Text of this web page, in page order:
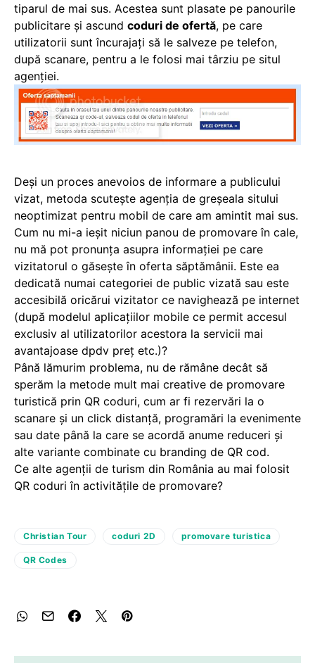
tiparul de mai sus. Acestea sunt plasate pe panourile
publicitare şi ascund coduri de ofertă, pe care
utilizatorii sunt încurajaţi să le salveze pe telefon,
după scanare, pentru a le folosi mai târziu pe situl
agenţiei.
Deşi un proces anevoios de informare a publicului
vizat, metoda scuteşte agenţia de greşeala sitului
neoptimizat pentru mobil de care am amintit mai sus.
Cum nu mi-a ieşit niciun panou de promovare în cale,
nu mă pot pronunţa asupra informaţiei pe care
vizitatorul o găseşte în oferta săptămânii. Este ea
dedicată numai categoriei de public vizată sau este
accesibilă oricărui vizitator ce navighează pe internet
(după modelul aplicaţiilor mobile ce permit accesul
exclusiv al utilizatorilor acestora la servicii mai
avantajoase dpdv preţ etc.)?
Până lămurim problema, nu de rămâne decât să
sperăm la metode mult mai creative de promovare
turistică prin QR coduri, cum ar fi rezervări la o
scanare şi un click distanţă, programări la evenimente
sau date până la care se acordă anume reduceri şi
alte variante combinate cu branding de QR cod.
Ce alte agenţii de turism din România au mai folosit
QR coduri în activităţile de promovare?
Christian Tour coduri 2D promovare turistica
QR Codes